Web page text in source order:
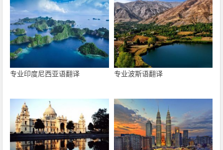
专业印度尼西亚语翻译 专业波斯语翻译